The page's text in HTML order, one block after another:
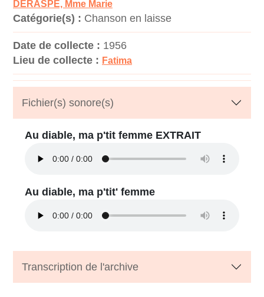
DERASPE, Mme Marie
Catégorie(s) : Chanson en laisse
Date de collecte : 1956
Lieu de collecte : Fatima
Fichier(s) sonore(s)
Au diable, ma p'tit femme EXTRAIT
Au diable, ma p'tit' femme
Transcription de l'archive